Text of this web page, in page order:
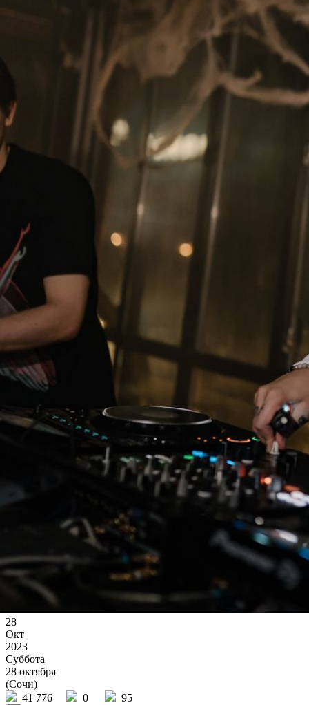
28
Окт
2023
Суббота
28 октября
(Сочи)
41 776
0 95